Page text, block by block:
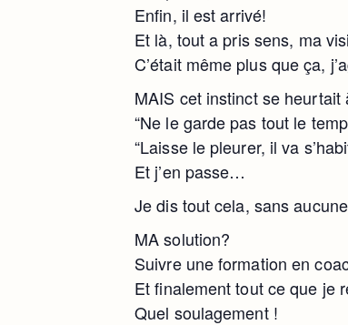
Enfin, il est arrivé!
Et là, tout a pris sens, ma
C’était même plus que ça,
MAIS cet instinct se
“Ne le garde pas tout le
“Laisse le pleurer, il va
Et j’en passe…
Je dis tout cela, sans
MA solution?
Suivre une formation en
Et finalement tout ce que je
Quel soulagement !